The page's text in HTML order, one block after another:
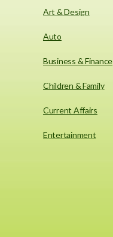
Art & Design
Auto
Business & Finance
Children & Family
Current Affairs
Entertainment